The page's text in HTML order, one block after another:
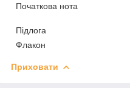
Початкова нота
Підлога
Флакон
Приховати